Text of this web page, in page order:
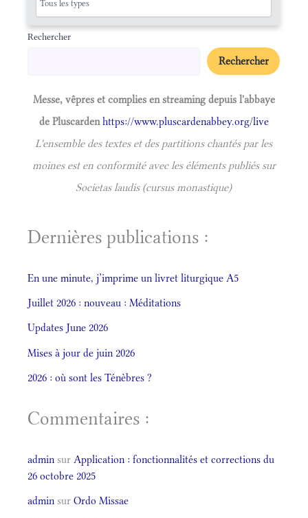
Rechercher
Rechercher
Messe, vêpres et complies en streaming depuis l'abbaye
de Pluscardenhttps://www.pluscardenabbey.org/live
L'ensemble des textes et des partitions chantés par les
moines est en conformité avec les éléments publiés sur
Societas laudis (cursus monastique)
Dernières publications :
En une minute, j’imprime un livret liturgique A5
Juillet 2026 : nouveau : Méditations
Updates June 2026
Mises à jour de juin 2026
2026 : où sont les Ténèbres ?
Commentaires :
admin sur Application : fonctionnalités et corrections du
26 octobre 2025
admin sur Ordo Missae